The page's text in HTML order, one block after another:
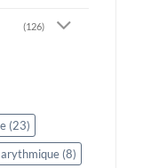
(126)
(23)
(8)